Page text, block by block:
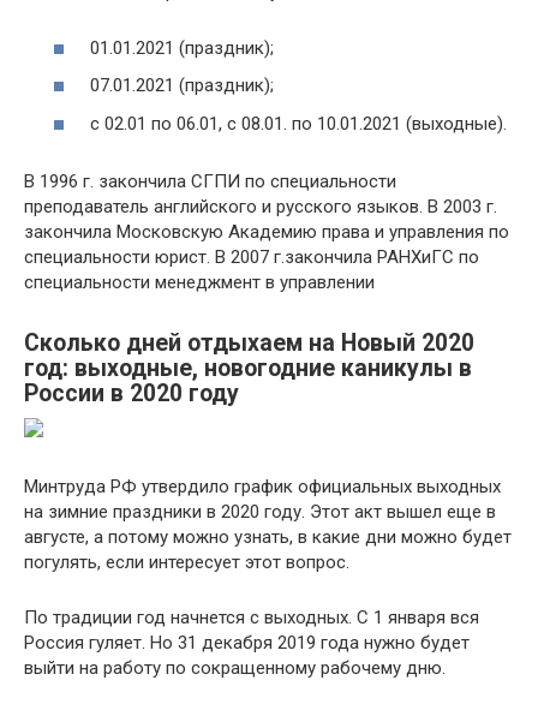
01.01.2021 (праздник);
07.01.2021 (праздник);
с 02.01 по 06.01, с 08.01. по 10.01.2021 (выходные).
В 1996 г. закончила СГПИ по специальности
преподаватель английского и русского языков. В 2003 г.
закончила Московскую Академию права и управления по
специальности юрист. В 2007 г.закончила РАНХиГС по
специальности менеджмент в управлении
Сколько дней отдыхаем на Новый 2020
год: выходные, новогодние каникулы в
России в 2020 году
Минтруда РФ утвердило график официальных выходных
на зимние праздники в 2020 году. Этот акт вышел еще в
августе, а потому можно узнать, в какие дни можно будет
погулять, если интересует этот вопрос.
По традиции год начнется с выходных. С 1 января вся
Россия гуляет. Но 31 декабря 2019 года нужно будет
выйти на работу по сокращенному рабочему дню.